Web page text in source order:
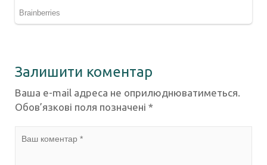
Залишити коментар
Ваша e-mail адреса не оприлюднюватиметься.
Обов’язкові поля позначені *